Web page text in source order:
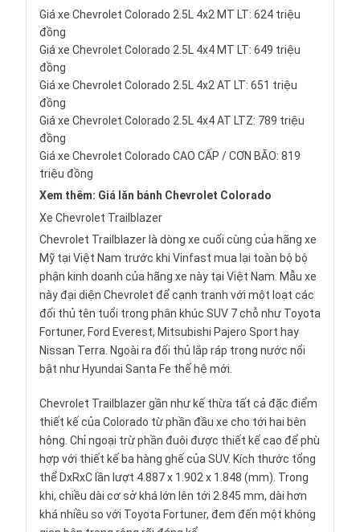
Giá xe Chevrolet Colorado 2.5L 4x2 MT LT: 624 triệu
đồng
Giá xe Chevrolet Colorado 2.5L 4x4 MT LT: 649 triệu
đồng
Giá xe Chevrolet Colorado 2.5L 4x2 AT LT: 651 triệu
đồng
Giá xe Chevrolet Colorado 2.5L 4x4 AT LTZ: 789 triệu
đồng
Giá xe Chevrolet Colorado CAO CẤP / CƠN BÃO: 819
triệu đồng
Xem thêm: Giá lăn bánh Chevrolet Colorado
Xe Chevrolet Trailblazer
Chevrolet Trailblazer là dòng xe cuối cùng của hãng xe
Mỹ tại Việt Nam trước khi Vinfast mua lại toàn bộ bộ
phận kinh doanh của hãng xe này tại Việt Nam. Mẫu xe
này đại diện Chevrolet để cạnh tranh với một loạt các
đối thủ tên tuổi trong phân khúc SUV 7 chỗ như Toyota
Fortuner, Ford Everest, Mitsubishi Pajero Sport hay
Nissan Terra. Ngoài ra đối thủ lắp ráp trong nước nổi
bật như Hyundai Santa Fe thế hệ mới.
Chevrolet Trailblazer gần như kế thừa tất cả đặc điểm
thiết kế của Colorado từ phần đầu xe cho tới hai bên
hông. Chỉ ngoại trừ phần đuôi được thiết kế cao để phù
hợp với thiết kế ba hàng ghế của SUV. Kích thước tổng
thể DxRxC lần lượt 4.887 x 1.902 x 1.848 (mm). Trong
khi, chiều dài cơ sở khá lớn lên tới 2.845 mm, dài hơn
khá nhiều so với Toyota Fortuner, đem đến một không